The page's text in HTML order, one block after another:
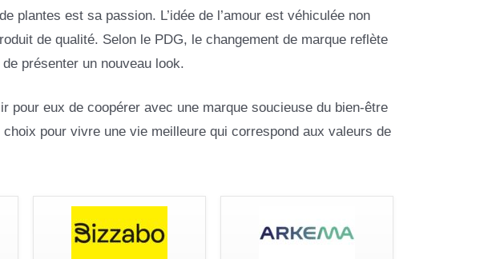
plantes est sa passion. L’idée de l’amour est véhiculée non
de qualité. Selon le PDG, le changement de marque reflète
présenter un nouveau look.
pour eux de coopérer avec une marque soucieuse du bien-être
pour vivre une vie meilleure qui correspond aux valeurs de